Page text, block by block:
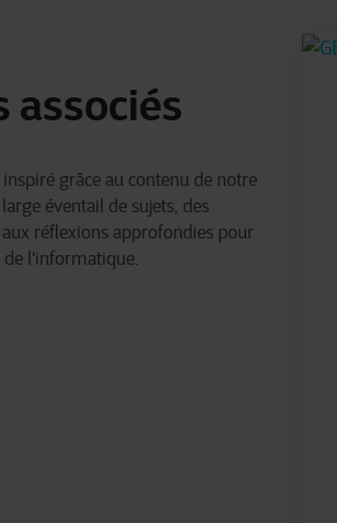
associés
grâce au contenu de notre
éventail de sujets, des
réflexions approfondies pour
de l'informatique.